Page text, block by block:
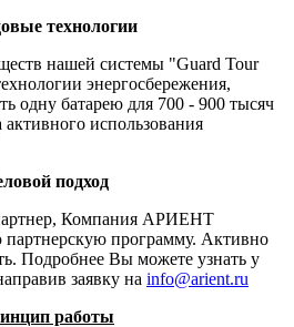
технологии
нашей системы "Guard Tour
энергосбережения,
одну батарею для 700 - 900 тысяч
использования
подход
Компания АРИЕНТ
партнерскую программу. Активно
Подробнее Вы можете узнать у
заявку на info@arient.ru
работы